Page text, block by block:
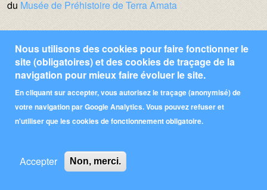
du Musée de Préhistoire de Terra Amata
Mentions Légales
Contact
Nous utilisons des cookies pour faire fonctionner le
site (obligatoires) et des cookies de traçage de la
navigation pour mieux faire évoluer le site.
En cliquant sur accepter, vous autorisez le traçage (anonymisé) de
votre navigation par Google Analytics. Vous pouvez refuser et
n'utiliser que les cookies de fonctionnement obligatoire.
Accepter Non, merci.